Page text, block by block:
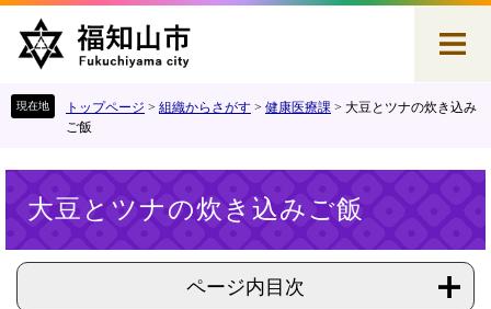
す
し
トップページ > 組織からさがす > 健康医療課 > 大豆とツナの炊き込み
ご飯
大豆とツナの炊き込みご飯
ページ内目次